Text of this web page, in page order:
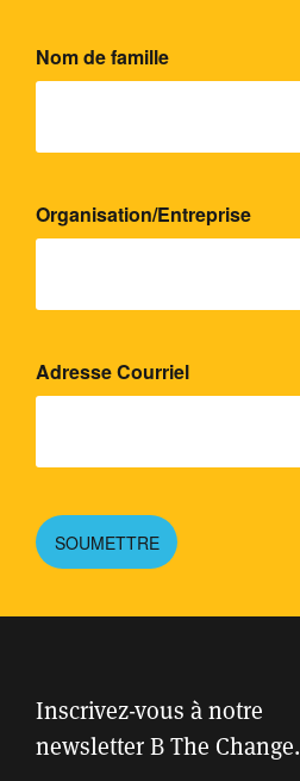
Nom de famille
Organisation/Entreprise
Adresse Courriel
SOUMETTRE
Inscrivez-vous à notre
newsletter B The Change.